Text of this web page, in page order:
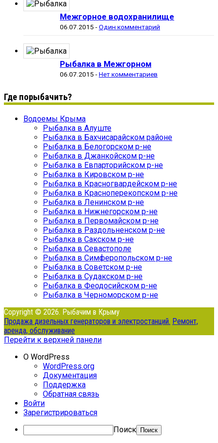
Межгорное водохранилище
06.07.2015 -Один комментарий
Рыбалка в Межгорном
06.07.2015 -Нет комментариев
Где порыбачить?
Водоемы Крыма
Рыбалка в Алуште
Рыбалка в Бахчисарайском районе
Рыбалка в Белогорском р-не
Рыбалка в Джанкойском р-не
Рыбалка в Евпарторийском р-не
Рыбалка в Кировском р-не
Рыбалка в Красногвардейском р-не
Рыбалка в Красноперекопском р-не
Рыбалка в Ленинском р-не
Рыбалка в Нижнегорском р-не
Рыбалка в Первомайском р-не
Рыбалка в Раздольненском р-не
Рыбалка в Сакском р-не
Рыбалка в Севастополе
Рыбалка в Симферопольском р-не
Рыбалка в Советском р-не
Рыбалка в Судакском р-не
Рыбалка в Феодосийском р-не
Рыбалка в Черноморском р-не
Copyright © 2026. Рыбачим в Крыму
Продажа дизельных генераторов и электростанций. Ремонт,
аренда, обслуживание
Перейти к верхней панели
О WordPress
WordPress.org
Документация
Поддержка
Обратная связь
Войти
Зарегистрироваться
Поиск